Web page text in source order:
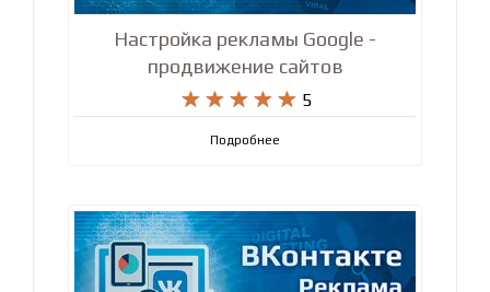
Настройка рекламы Google -
продвижение сайтов
    
     5
Подробнее